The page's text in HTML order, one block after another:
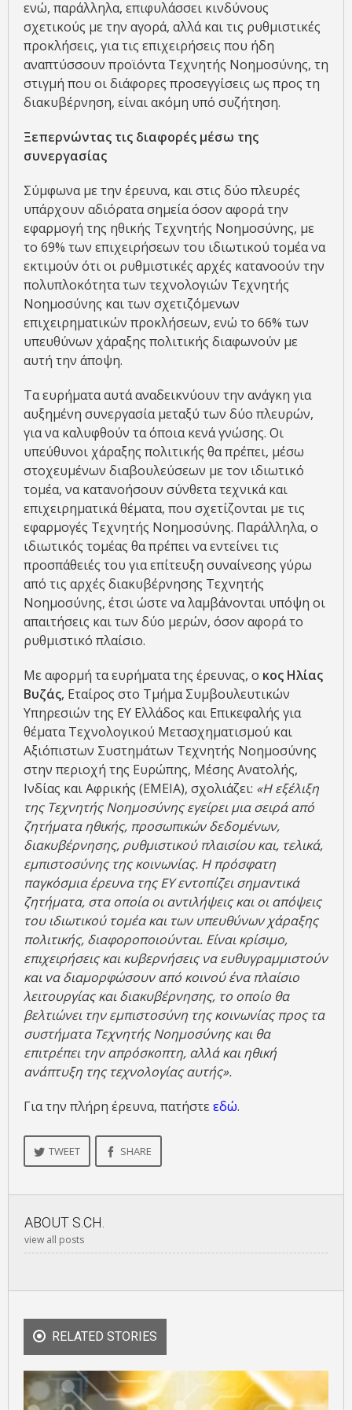
ενώ, παράλληλα, επιφυλάσσει κινδύνους
σχετικούς με την αγορά, αλλά και τις ρυθμιστικές
προκλήσεις, για τις επιχειρήσεις που ήδη
αναπτύσσουν προϊόντα Τεχνητής Νοημοσύνης, τη
στιγμή που οι διάφορες προσεγγίσεις ως προς τη
διακυβέρνηση, είναι ακόμη υπό συζήτηση.
Ξεπερνώντας τις διαφορές μέσω της
συνεργασίας
Σύμφωνα με την έρευνα, και στις δύο πλευρές
υπάρχουν αδιόρατα σημεία όσον αφορά την
εφαρμογή της ηθικής Τεχνητής Νοημοσύνης, με
το 69% των επιχειρήσεων του ιδιωτικού τομέα να
εκτιμούν ότι οι ρυθμιστικές αρχές κατανοούν την
πολυπλοκότητα των τεχνολογιών Τεχνητής
Νοημοσύνης και των σχετιζόμενων
επιχειρηματικών προκλήσεων, ενώ το 66% των
υπευθύνων χάραξης πολιτικής διαφωνούν με
αυτή την άποψη.
Τα ευρήματα αυτά αναδεικνύουν την ανάγκη για
αυξημένη συνεργασία μεταξύ των δύο πλευρών,
για να καλυφθούν τα όποια κενά γνώσης. Οι
υπεύθυνοι χάραξης πολιτικής θα πρέπει, μέσω
στοχευμένων διαβουλεύσεων με τον ιδιωτικό
τομέα, να κατανοήσουν σύνθετα τεχνικά και
επιχειρηματικά θέματα, που σχετίζονται με τις
εφαρμογές Τεχνητής Νοημοσύνης. Παράλληλα, ο
ιδιωτικός τομέας θα πρέπει να εντείνει τις
προσπάθειές του για επίτευξη συναίνεσης γύρω
από τις αρχές διακυβέρνησης Τεχνητής
Νοημοσύνης, έτσι ώστε να λαμβάνονται υπόψη οι
απαιτήσεις και των δύο μερών, όσον αφορά το
ρυθμιστικό πλαίσιο.
Με αφορμή τα ευρήματα της έρευνας, ο κος Ηλίας
Βυζάς, Εταίρος στο Τμήμα Συμβουλευτικών
Υπηρεσιών της EY Ελλάδος και Επικεφαλής για
θέματα Τεχνολογικού Μετασχηματισμού και
Αξιόπιστων Συστημάτων Τεχνητής Νοημοσύνης
στην περιοχή της Ευρώπης, Μέσης Ανατολής,
Ινδίας και Αφρικής (ΕΜΕΙΑ), σχολιάζει: «Η εξέλιξη
της Τεχνητής Νοημοσύνης εγείρει μια σειρά από
ζητήματα ηθικής, προσωπικών δεδομένων,
διακυβέρνησης, ρυθμιστικού πλαισίου και, τελικά,
εμπιστοσύνης της κοινωνίας. Η πρόσφατη
παγκόσμια έρευνα της ΕΥ εντοπίζει σημαντικά
ζητήματα, στα οποία οι αντιλήψεις και οι απόψεις
του ιδιωτικού τομέα και των υπευθύνων χάραξης
πολιτικής, διαφοροποιούνται. Είναι κρίσιμο,
επιχειρήσεις και κυβερνήσεις να ευθυγραμμιστούν
και να διαμορφώσουν από κοινού ένα πλαίσιο
λειτουργίας και διακυβέρνησης, το οποίο θα
βελτιώνει την εμπιστοσύνη της κοινωνίας προς τα
συστήματα Τεχνητής Νοημοσύνης και θα
επιτρέπει την απρόσκοπτη, αλλά και ηθική
ανάπτυξη της τεχνολογίας αυτής».
Για την πλήρη έρευνα, πατήστεεδώ.
TWEET SHARE
ABOUT S.CH.
view all posts
RELATED STORIES